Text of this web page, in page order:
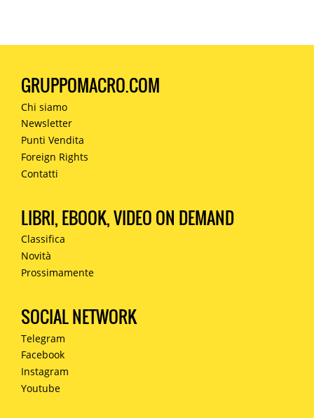
GRUPPOMACRO.COM
Chi siamo
Newsletter
Punti Vendita
Foreign Rights
Contatti
LIBRI, EBOOK, VIDEO ON DEMAND
Classifica
Novità
Prossimamente
SOCIAL NETWORK
Telegram
Facebook
Instagram
Youtube